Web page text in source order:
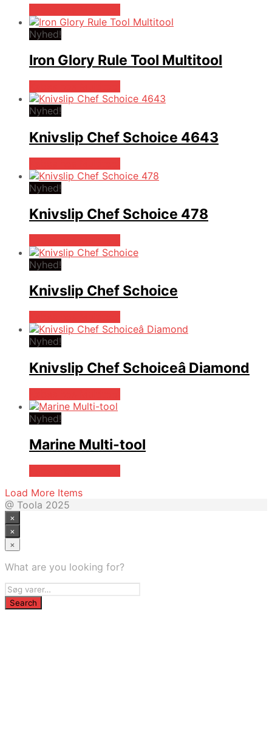
Nyhed!
Iron Glory Rule Tool Multitool
Nyhed!
Knivslip Chef Schoice 4643
Nyhed!
Knivslip Chef Schoice 478
Nyhed!
Knivslip Chef Schoice
Nyhed!
Knivslip Chef Schoiceâ Diamond
Nyhed!
Marine Multi-tool
Load More Items
@ Toola 2025
×
×
×
What are you looking for?